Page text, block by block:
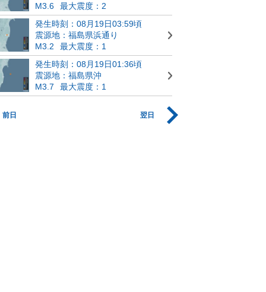
M3.6
最大震度：2
発生時刻：08月19日03:59頃
震源地：福島県浜通り
M3.2
最大震度：1
発生時刻：08月19日01:36頃
震源地：福島県沖
M3.7
最大震度：1
前日 翌日